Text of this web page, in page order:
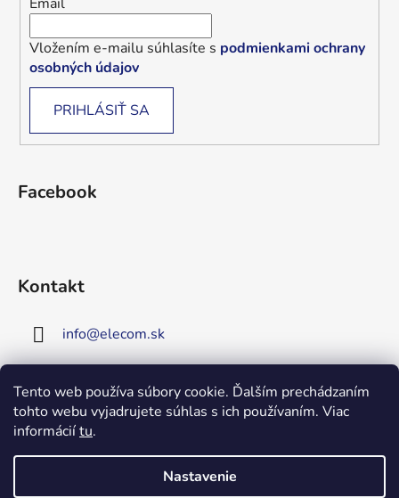
Tento web používa súbory cookie. Ďalším prechádzaním
tohto webu vyjadrujete súhlas s ich používaním. Viac
informáciítu.
Nastavenie
Upozornenie!
stránke!Zaregistrujte sa!
Získate tým 5% zľavu na väčšinu
Vložením e-mailu súhlasíte s podmienkami ochrany
osobných údajov
PRIHLÁSIŤ SA
Facebook
Kontakt
info@elecom.sk